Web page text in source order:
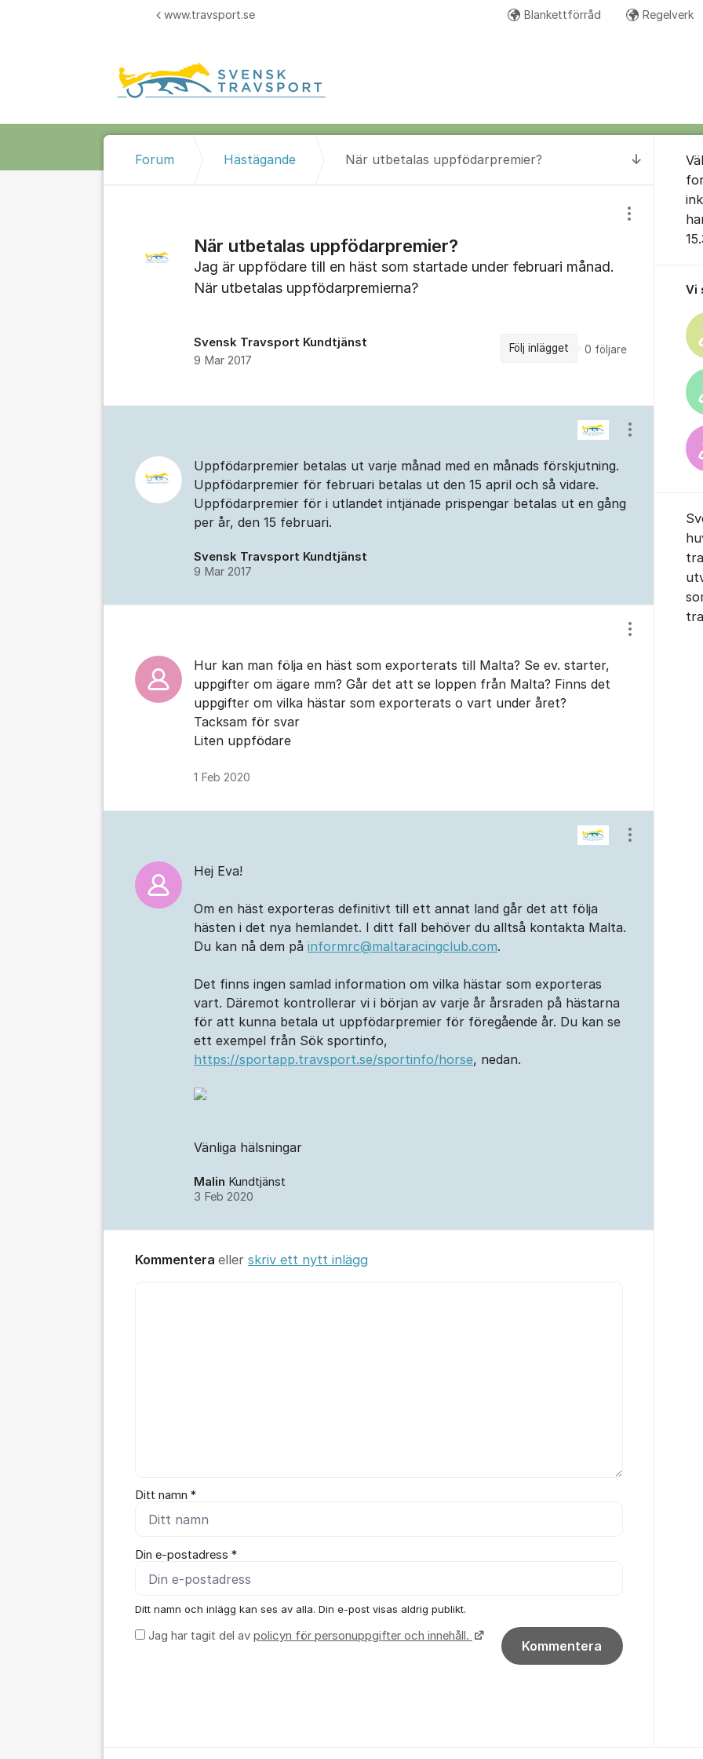
www.travsport.se Blankettförråd Regelverk
Till
Forum Hästägande När utbetalas uppfödarpremier?
När utbetalas uppfödarpremier?
Visa/dölj
Jag är uppfödare till en häst som startade under februari månad.
När utbetalas uppfödarpremierna?
Svensk Travsport Kundtjänst
9 Mar 2017
Följ inlägget 0 följare
Uppfödarpremier betalas ut varje månad med en månads förskjutning.
Uppfödarpremier för februari betalas ut den 15 april och så vidare.
Uppfödarpremier för i utlandet intjänade prispengar betalas ut en gång
per år, den 15 februari.
Svensk Travsport Kundtjänst
9 Mar 2017
Visa/dölj
Hur kan man följa en häst som exporterats till Malta? Se ev. starter,
uppgifter om ägare mm? Går det att se loppen från Malta? Finns det
uppgifter om vilka hästar som exporterats o vart under året?
Tacksam för svar
Liten uppfödare
1 Feb 2020
Visa/dölj
Hej Eva!
Om en häst exporteras definitivt till ett annat land går det att följa
hästen i det nya hemlandet. I ditt fall behöver du alltså kontakta Malta.
Du kan nå dem på informrc@maltaracingclub.com.
Det finns ingen samlad information om vilka hästar som exporteras
vart. Däremot kontrollerar vi i början av varje år årsraden på hästarna
för att kunna betala ut uppfödarpremier för föregående år. Du kan se
ett exempel från Sök sportinfo,
https://sportapp.travsport.se/sportinfo/horse, nedan.
Vänliga hälsningar
Malin Kundtjänst
3 Feb 2020
Visa/dölj
Kommentera eller skriv ett nytt inlägg
Ditt namn *
Din e-postadress *
Ditt namn och inlägg kan ses av alla. Din e-post visas aldrig publikt.
Jag har tagit del av policyn för personuppgifter och innehåll.
Kommentera
Vi